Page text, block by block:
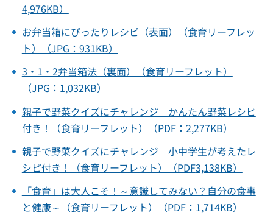
4,976KB）
お弁当箱にぴったりレシピ（表面）（食育リーフレッ
ト）（JPG：931KB）
3・1・2弁当箱法（裏面）（食育リーフレット）
（JPG：1,032KB）
親子で野菜クイズにチャレンジ かんたん野菜レシピ
付き！（食育リーフレット）（PDF：2,277KB）
親子で野菜クイズにチャレンジ 小中学生が考えたレ
シピ付き！（食育リーフレット）（PDF3,138KB）
「食育」は大人こそ！～意識してみない？自分の食事
と健康～（食育リーフレット）（PDF：1,714KB）